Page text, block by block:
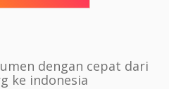
dengan cepat dari
ke indonesia